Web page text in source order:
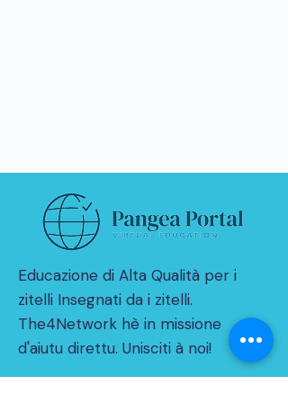
Educazione di Alta Qualità per i
zitelli Insegnati da i zitelli.
The4Network hè in missione
d'aiutu direttu. Unisciti à noi!
© 2021 da THE4NETWORK Limited